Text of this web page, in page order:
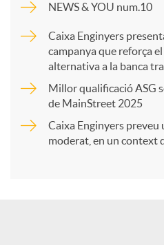
a
r
t
NEWS & YOU num.10
Caixa Enginyers
campanya que reforça
alternativa a la banca
Millor qualificació ASG
de MainStreet 2025
Caixa Enginyers preveu
moderat, en un context